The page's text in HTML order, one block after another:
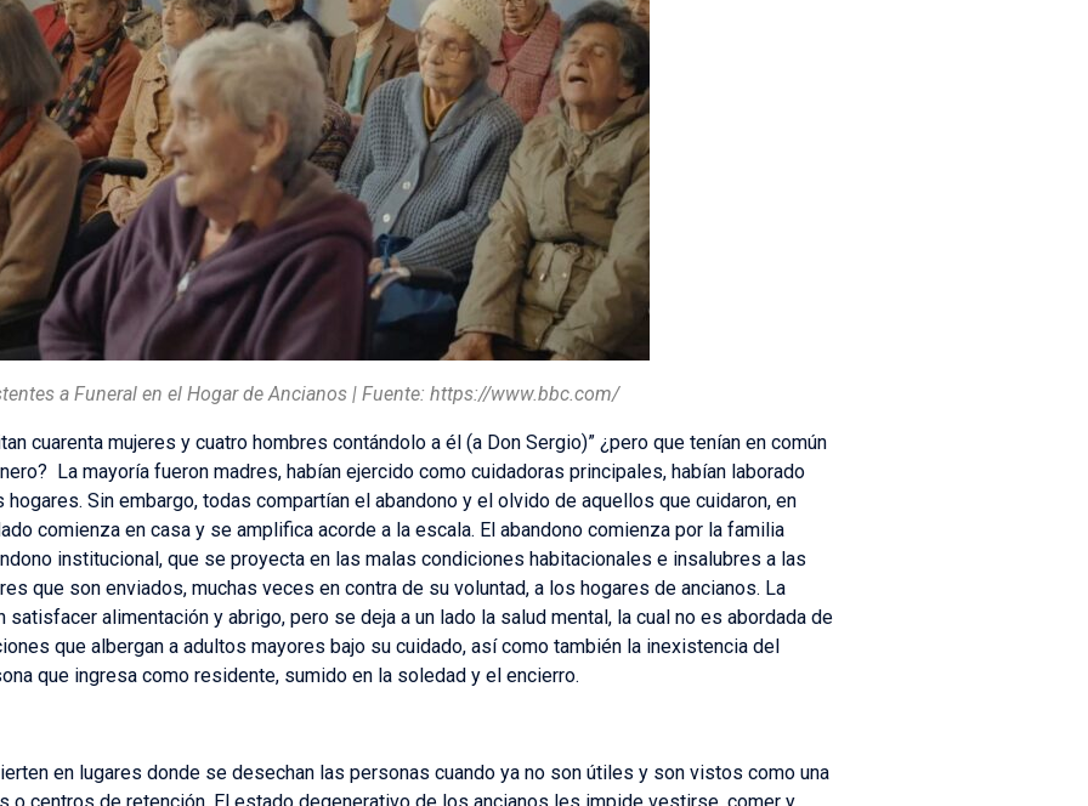
a Funeral en el Hogar de Ancianos | Fuente:https://www.bbc.com/
cuarenta mujeres y cuatro hombres contándolo a él (a Don Sergio)” ¿pero que tenían en común
La mayoría fueron madres, habían ejercido como cuidadoras principales, habían laborado
Sin embargo, todas compartían el abandono y el olvido de aquellos que cuidaron, en
comienza en casa y se amplifica acorde a la escala. El abandono comienza por la familia
institucional, que se proyecta en las malas condiciones habitacionales e insalubres a las
que son enviados, muchas veces en contra de su voluntad, a los hogares de ancianos. La
alimentación y abrigo, pero se deja a un lado la salud mental, la cual no es abordada de
que albergan a adultos mayores bajo su cuidado, así como también la inexistencia del
que ingresa como residente, sumido en la soledad y el encierro.
en lugares donde se desechan las personas cuando ya no son útiles y son vistos como una